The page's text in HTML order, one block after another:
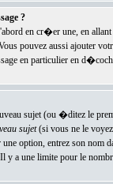
?
en cr�er une, en
pouvez aussi ajouter
en particulier en
sujet (ou �ditez le
sujet(si vous ne le voyez
option, entrez son nom
y a une limite pour le